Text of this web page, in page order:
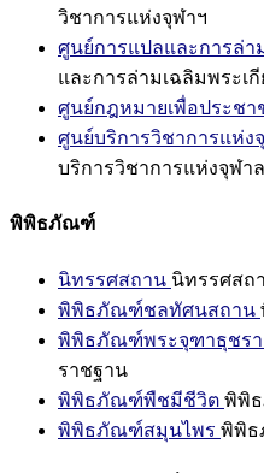
วิชาการแห่งจุฬาฯ
ศูนย์การแปลและการล่า
และการล่ามเฉลิมพระเ
ศูนย์กฎหมายเพื่อประชา
ศูนย์บริการวิชาการแห่
บริการวิชาการแห่งจุฬา
พิพิธภัณฑ์
นิทรรศสถาน นิทรรศสถ
พิพิธภัณฑ์ชลทัศนสถาน
พิพิธภัณฑ์พระจุฑาธุชร
ราชฐาน
พิพิธภัณฑ์พืชมีชีวิต พิพิ
พิพิธภัณฑ์สมุนไพร พิพิธ